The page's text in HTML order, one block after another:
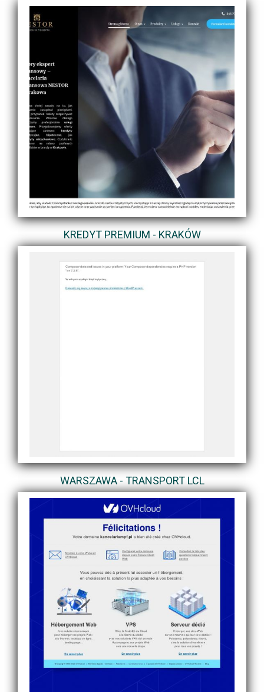
KREDYT PREMIUM - KRAKÓW
WARSZAWA - TRANSPORT LCL